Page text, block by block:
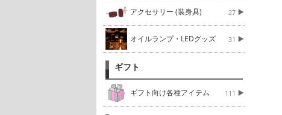
アクセサリー (装身具) 27
オイルランプ・LEDグッズ 31
ギフト
ギフト向け各種アイテム 111